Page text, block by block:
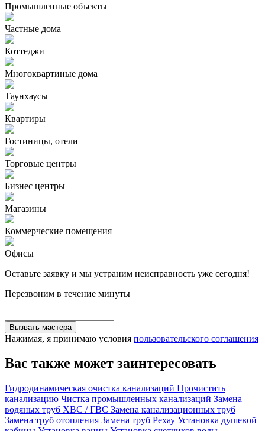
Промышленные объекты
Частные дома
Коттеджи
Многоквартиные дома
Таунхаусы
Квартиры
Гостиницы, отели
Торговые центры
Бизнес центры
Магазины
Коммерческие помещения
Офисы
Оставьте заявку и мы устраним неисправность уже сегодня!
Перезвоним в течение минуты
Вызвать мастера
Нажимая, я принимаю условия пользовательского соглашения
Вас также может заинтересовать
Гидродинамическая очистка канализаций Прочистить
канализацию Чистка промышленных канализаций Замена
водяных труб ХВС / ГВС Замена канализационных труб
Замена труб отопления Замена труб Рехау Установка душевой